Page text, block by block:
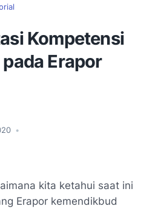
Kompetensi
Erapor
•
kita ketahui saat ini
Erapor kemendikbud